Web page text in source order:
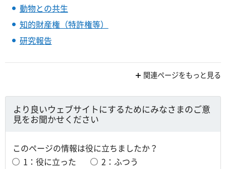
動物との共生
知的財産権（特許権等）
研究報告
関連ページをもっと見る
より良いウェブサイトにするためにみなさまのご意
見をお聞かせください
このページの情報は役に立ちましたか？
1：役に立った
2：ふつう